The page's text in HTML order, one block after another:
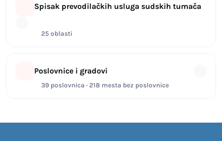
Spisak prevodilačkih usluga sudskih tumača
25 oblasti
Poslovnice i gradovi
39 poslovnica · 218 mesta bez poslovnice